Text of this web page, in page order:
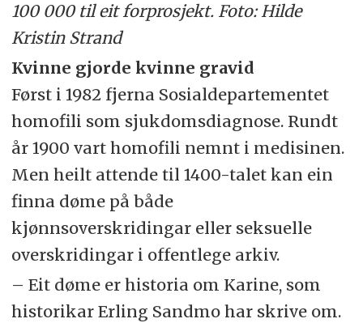
100 000 til eit forprosjekt. Foto: Hilde
Kristin Strand
Kvinne gjorde kvinne gravid
Først i 1982 fjerna Sosialdepartementet
homofili som sjukdomsdiagnose. Rundt
år 1900 vart homofili nemnt i medisinen.
Men heilt attende til 1400-talet kan ein
finna døme på både
kjønnsoverskridingar eller seksuelle
overskridingar i offentlege arkiv.
– Eit døme er historia om Karine, som
historikar Erling Sandmo har skrive om.